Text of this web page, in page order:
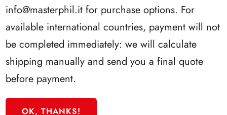
info@masterphil.it for purchase options. For
available international countries, payment will not
be completed immediately: we will calculate
shipping manually and send you a final quote
before payment.
OK, THANKS!